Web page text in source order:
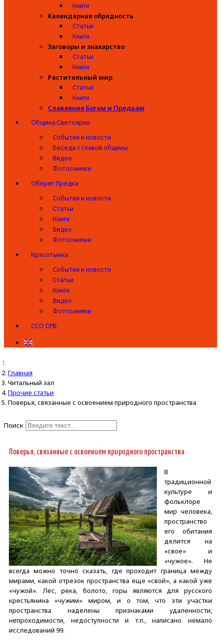
Книги
Календарная обрядность
Статьи
Книги
Заговоры и знахарство
Статьи
Книги
Растительный мир
Статьи
Книги
Славления Богам и Предкам
Община Светоярие
События и новости
Беседа с главой общины
Видео
Фотоснимки
Оберег Предка
События и новости
Статьи
Книги
Видео
Фотоснимки
Красотынка
События и новости
Статьи
Книги
Видео
Фотоснимки
ССО СРВ
Главная
Читальный зал
Прочие статьи
Поверья, связанные с освоением природного пространства
Поиск
results.
Поверья, связанные с освоением природного пространства
В
традиционной
культуре и
фольклоре
мир человека,
пространство
его обитания
делится на
«свое» и
«чужое». Не
всегда можно точно сказать, где проходит граница между
мирами, какой отрезок пространства еще «свой», а какой уже
«чужой». Лес, река, болото, горы являются для русского
крестьянина «чужим» миром, и о том, что эти участки
пространства наделены признаками удаленности,
непроходимости, недоступности и т.п., написано немало
исследований 99.